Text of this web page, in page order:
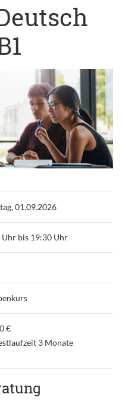
01.09.2026
Uhr bis 19:30 Uhr
€
3 Monate